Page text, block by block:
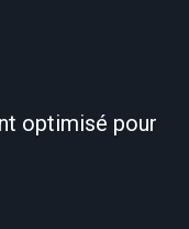
optimisé pour